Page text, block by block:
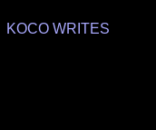
KOCO WRITES